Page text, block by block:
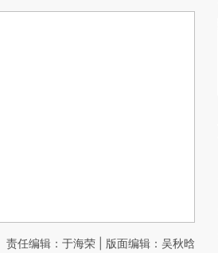
责任编辑：于海荣 | 版面编辑：吴秋晗